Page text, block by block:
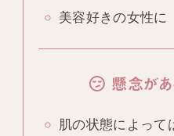
美容好きの女性に
懸念が
肌の状態によって